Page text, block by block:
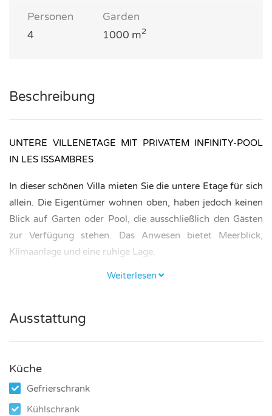
Personen
4
Garden
1000 m2
Beschreibung
UNTERE VILLENETAGE MIT PRIVATEM INFINITY-POOL
IN LES ISSAMBRES
In dieser schönen Villa mieten Sie die untere Etage für sich
allein. Die Eigentümer wohnen oben, haben jedoch keinen
Blick auf Garten oder Pool, die ausschließlich den Gästen
zur Verfügung stehen. Das Anwesen bietet Meerblick,
Klimaanlage und eine ruhige Lage.
SCHLAFZIMMER UND BADEZIMMER
mit einem Doppelbett (180 × 200 cm). Der Eigentümer
KÜCHE UND WOHNBEREICH
Die Küche ist komplett ausgestattet mit Herd, Mikrowelle
Weiterlesen
Ausstattung
Küche
Gefrierschrank
Kühlschrank